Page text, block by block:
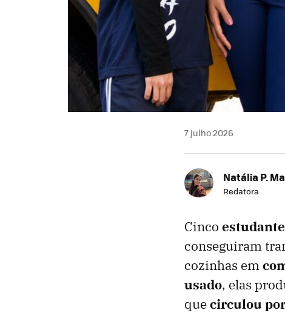
7 julho 2026
Natália P.
Redatora
Cinco
conseguiram
cozinhas em
usado, elas
quecirculou